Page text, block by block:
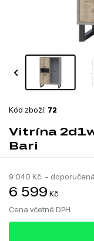
Kód zboží: 72
Vitrína
Bari
9 040 Kč –
6 599 Kč
Cena včetně DPH